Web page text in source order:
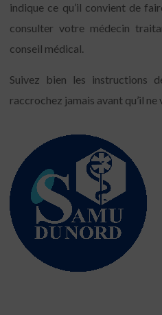
indique ce qu’il convient de
consulter votre médecin
conseil médical.
Suivez bien les instructions
raccrochez jamais avant qu’il